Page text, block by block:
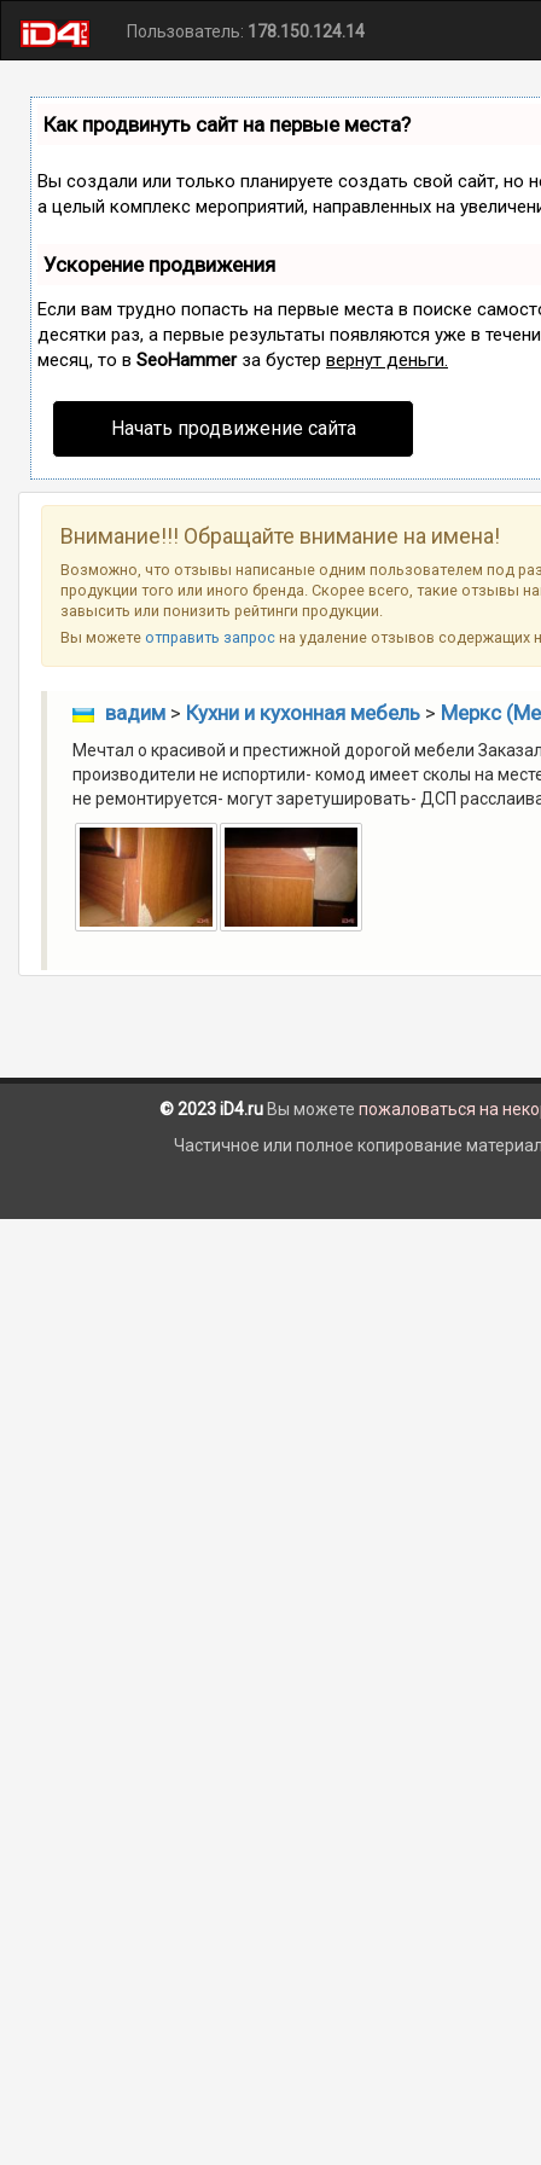
Пользователь: 178.150.124.14
Как продвинуть сайт на первые места?
Вы создали или только планируете создать свой сайт, но
а целый комплекс мероприятий, направленных на
Ускорение продвижения
Если вам трудно попасть на первые места в поиске
десятки раз, а первые результаты появляются уже в
месяц, то в SeoHammerза бустер вернут деньги.
Начать продвижение сайта
Внимание!!! Обращайте внимание на имена!
Возможно, что отзывы написаные одним пользователем под
продукции того или иного бренда. Скорее всего, такие отзывы
завысить или понизить рейтинги продукции.
Вы можетеотправить запрос на удаление отзывов
вадим> Кухни и кухонная мебель> Меркс
Мечтал о красивой и престижной дорогой мебели
производители не испортили- комод имеет сколы на
не ремонтируется- могут заретушировать- ДСП
© 2023 iD4.ru Вы можете пожаловаться на
Частичное или полное копирование